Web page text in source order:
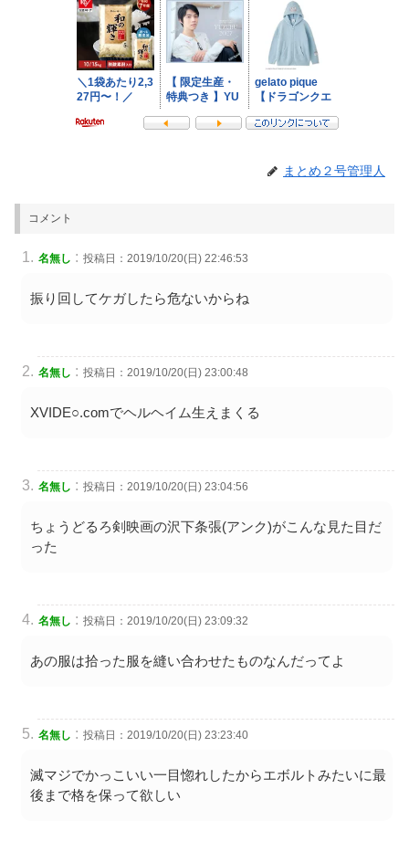
まとめ２号管理人
コメント
名無し : 投稿日：2019/10/20(日) 22:46:53
振り回してケガしたら危ないからね
名無し : 投稿日：2019/10/20(日) 23:00:48
XVIDE○.comでヘルヘイム生えまくる
名無し : 投稿日：2019/10/20(日) 23:04:56
ちょうどるろ剣映画の沢下条張(アンク)がこんな見た目だ
った
名無し : 投稿日：2019/10/20(日) 23:09:32
あの服は拾った服を縫い合わせたものなんだってよ
名無し : 投稿日：2019/10/20(日) 23:23:40
滅マジでかっこいい一目惚れしたからエボルトみたいに最
後まで格を保って欲しい